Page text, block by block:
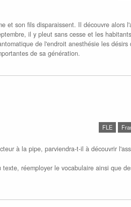
et son fils disparaissent. Il découvre alors
il y pleut sans cesse et les
de l'endroit anesthésie les désirs
de sa génération.
FLE
à la pipe, parviendra-t-il à découvrir
réemployer le vocabulaire ainsi que